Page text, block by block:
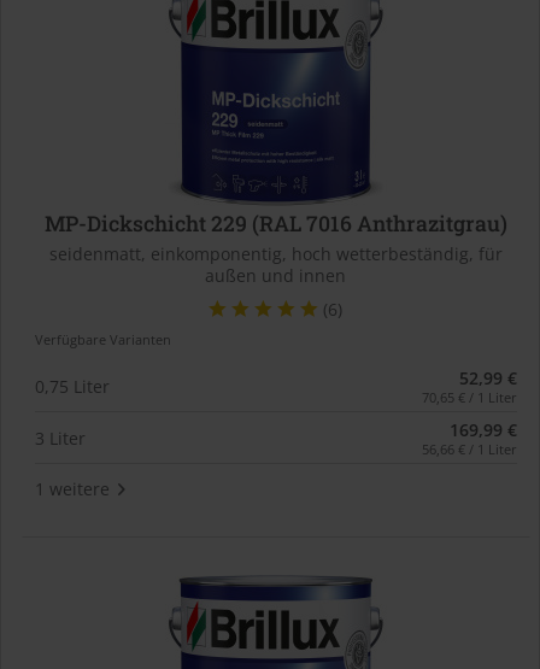
MP-Dickschicht 229 (RAL 7016 Anthrazitgrau)
seidenmatt, einkomponentig, hoch wetterbeständig, für
außen und innen
(6)
Verfügbare Varianten
0,75 Liter 52,99 €
70,65 € / 1 Liter
3 Liter 169,99 €
56,66 € / 1 Liter
1 weitere